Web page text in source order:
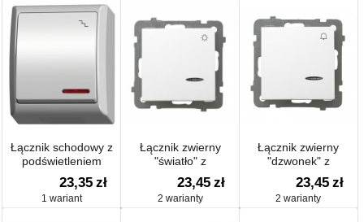
Łącznik schodowy z
podświetleniem
23,35 zł
1 wariant
Łącznik zwierny
"światło" z
podświetlem
23,45 zł
2 warianty
Łącznik zwierny
"dzwonek" z
podświetleniem
23,45 zł
2 warianty